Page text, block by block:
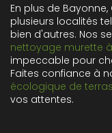
En plus de
plusieurs localités
bien d'autres. Nos
nettoyage murette
impeccable pour
Faites confiance à
écologique de
vos attentes.